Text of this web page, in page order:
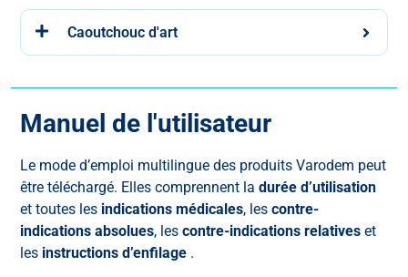
Caoutchouc d'art
Manuel de l'utilisateur
Le mode d’emploi multilingue des produits Varodem peut
être téléchargé. Elles comprennent la durée d’utilisation
et toutes les indications médicales, les contre-
indications absolues, les contre-indications relatives et
les instructions d’enfilage .